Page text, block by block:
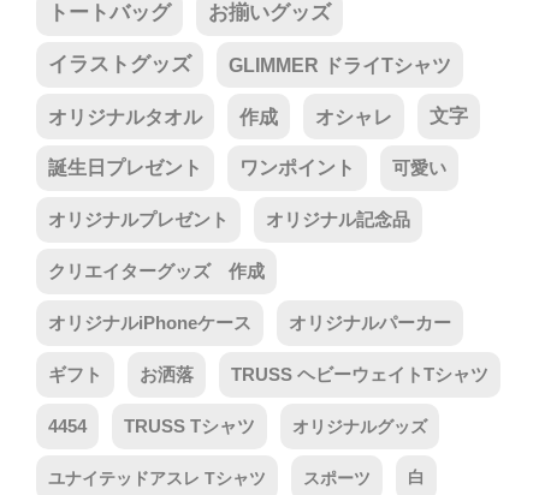
トートバッグ お揃いグッズ
イラストグッズ GLIMMER ドライTシャツ
オリジナルタオル 作成 オシャレ 文字
誕生日プレゼント ワンポイント 可愛い
オリジナルプレゼント オリジナル記念品
クリエイターグッズ 作成
オリジナルiPhoneケース オリジナルパーカー
ギフト お洒落 TRUSS ヘビーウェイトTシャツ
4454 TRUSS Tシャツ オリジナルグッズ
ユナイテッドアスレ Tシャツ スポーツ 白